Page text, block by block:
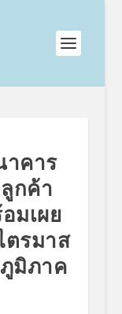
คาร
กค้า
มเผย
ตรมาส
มิภาค